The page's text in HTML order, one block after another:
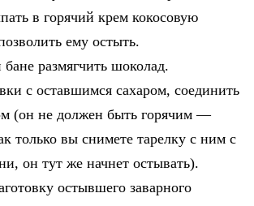
в горячий крем кокосовую
ему остыть.
размягчить шоколад.
с оставшимся сахаром, соединить
(он не должен быть горячим —
только вы снимете тарелку с ним с
он тут же начнет остывать).
остывшего заварного